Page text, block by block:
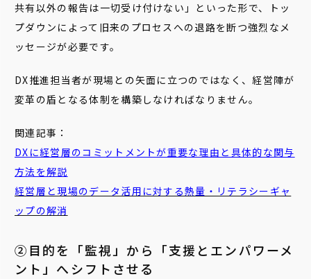
共有以外の報告は一切受け付けない」といった形で、トッ
プダウンによって旧来のプロセスへの退路を断つ強烈なメ
ッセージが必要です。
DX推進担当者が現場との矢面に立つのではなく、経営陣が
変革の盾となる体制を構築しなければなりません。
関連記事：
DXに経営層のコミットメントが重要な理由と具体的な関与
方法を解説
経営層と現場のデータ活用に対する熱量・リテラシーギャ
ップの解消
②目的を「監視」から「支援とエンパワーメ
ント」へシフトさせる